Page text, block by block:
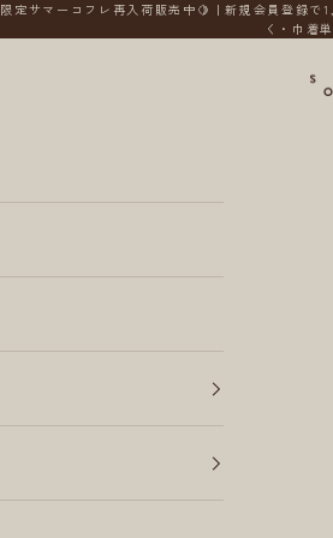
限定サマーコフレ再入荷販売中🍋｜新規会員登録
く・巾着